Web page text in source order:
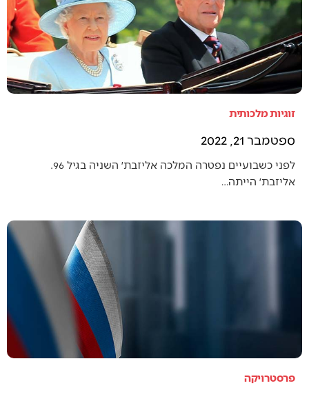
זוגיות מלכותית
ספטמבר 21, 2022
לפני כשבועיים נפטרה המלכה אליזבת׳ השניה בגיל 96.
אליזבת׳ הייתה…
פרסטרויקה